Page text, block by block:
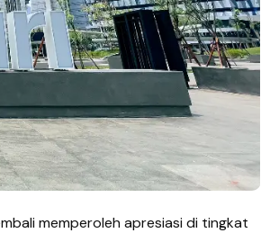
memperoleh apresiasi di tingkat